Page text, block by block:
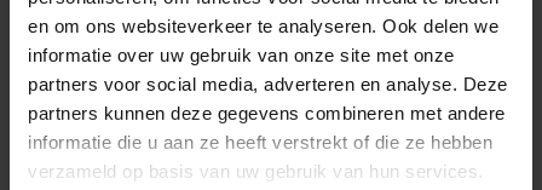
en om ons websiteverkeer te analyseren. Ook delen we
informatie over uw gebruik van onze site met onze
partners voor social media, adverteren en analyse. Deze
partners kunnen deze gegevens combineren met andere
informatie die u aan ze heeft verstrekt of die ze hebben
verzameld op basis van uw gebruik van hun services.
The Collective Imagination
My aim is to create awareness among the public, by
showing the other side of the story. In my work I
incorporate materials that have a connection with the